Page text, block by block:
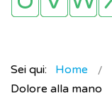
Sei qui: Home
Dolore alla mano